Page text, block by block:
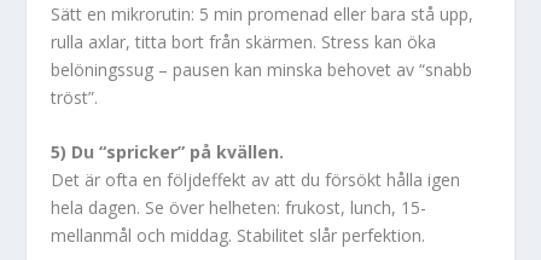
Sätt en mikrorutin: 5 min promenad eller bara stå upp,
rulla axlar, titta bort från skärmen. Stress kan öka
belöningssug – pausen kan minska behovet av “snabb
tröst”.
5) Du “spricker” på kvällen.
Det är ofta en följdeffekt av att du försökt hålla igen
hela dagen. Se över helheten: frukost, lunch, 15-
mellanmål och middag. Stabilitet slår perfektion.